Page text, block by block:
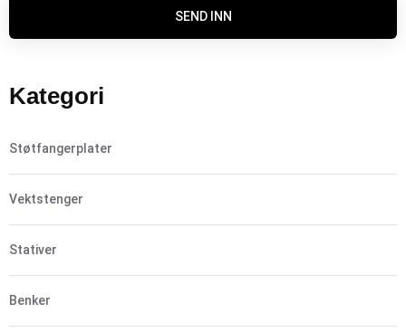
SEND INN
Kategori
Støtfangerplater
Vektstenger
Stativer
Benker